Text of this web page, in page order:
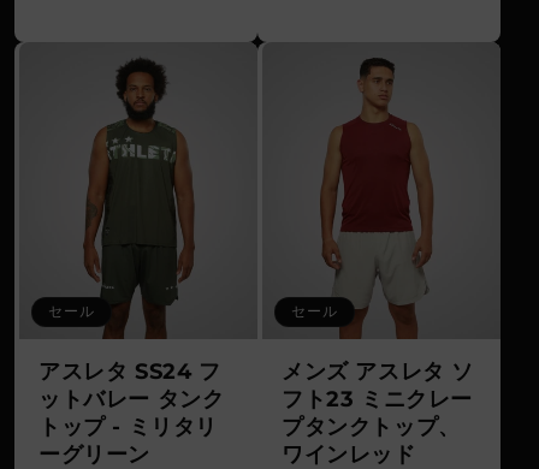
セール
アスレタ SS24 フ
ットバレー タンク
トップ - ミリタリ
ーグリーン
セール
メンズ アスレタ ソ
フト23 ミニクレー
プタンクトップ、
ワインレッド